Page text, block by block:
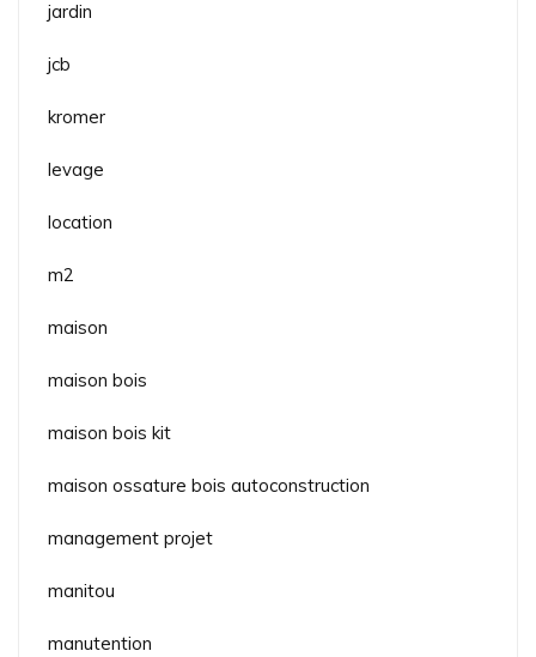
jardin
jcb
kromer
levage
location
m2
maison
maison bois
maison bois kit
maison ossature bois autoconstruction
management projet
manitou
manutention